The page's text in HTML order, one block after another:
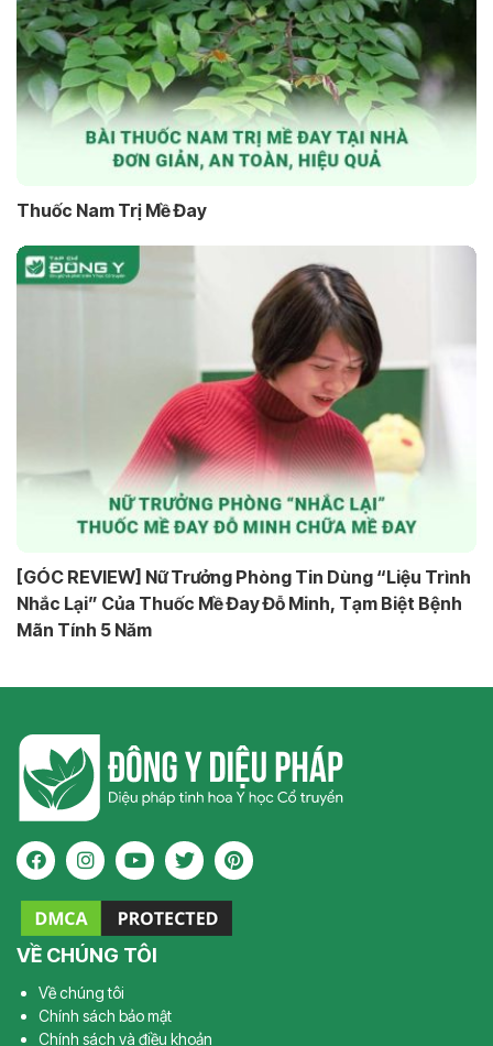
Thuốc Nam Trị Mề Đay
[GÓC REVIEW] Nữ Trưởng Phòng Tin Dùng “Liệu Trình
Nhắc Lại” Của Thuốc Mề Đay Đỗ Minh, Tạm Biệt Bệnh
Mãn Tính 5 Năm
VỀ CHÚNG TÔI
Về chúng tôi
Chính sách bảo mật
Chính sách và điều khoản